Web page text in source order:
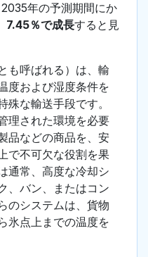
年の予測期間にか
7.45％で成長すると見
も呼ばれる）は、輸
度および湿度条件を
な輸送手段です。
理された環境を必要
品などの商品を、安
で不可欠な役割を果
通常、高度な冷却シ
、バン、またはコン
のシステムは、貨物
氷点上までの温度を